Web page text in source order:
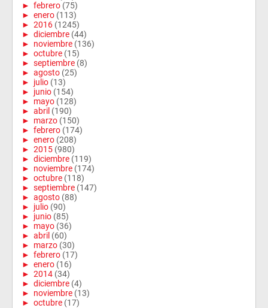
► febrero (75)
► enero (113)
► 2016 (1245)
► diciembre (44)
► noviembre (136)
► octubre (15)
► septiembre (8)
► agosto (25)
► julio (13)
► junio (154)
► mayo (128)
► abril (190)
► marzo (150)
► febrero (174)
► enero (208)
► 2015 (980)
► diciembre (119)
► noviembre (174)
► octubre (118)
► septiembre (147)
► agosto (88)
► julio (90)
► junio (85)
► mayo (36)
► abril (60)
► marzo (30)
► febrero (17)
► enero (16)
► 2014 (34)
► diciembre (4)
► noviembre (13)
► octubre (17)